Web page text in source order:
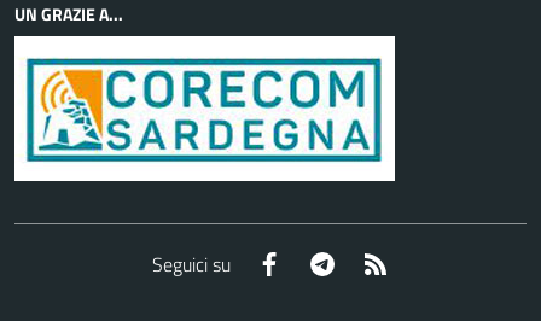
UN GRAZIE A...
Seguici su Facebook Telegram